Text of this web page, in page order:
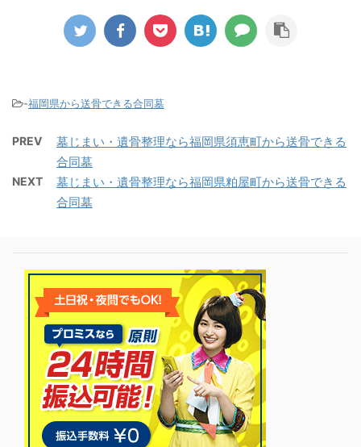
-福岡県から送骨できる合同墓
PREV
墓じまい・遺骨整理なら福岡県須恵町から送骨できる
合同墓
NEXT
墓じまい・遺骨整理なら福岡県粕屋町から送骨できる
合同墓